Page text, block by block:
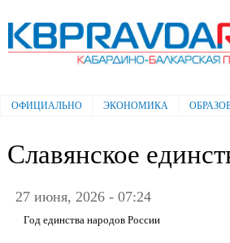
Электронная газета "Кабардино-
Балкарская правда"
Главное меню
ОФИЦИАЛЬНО ЭКОНОМИКА
Славянское
27 июня, 2026 - 07:24
Год единства народов России